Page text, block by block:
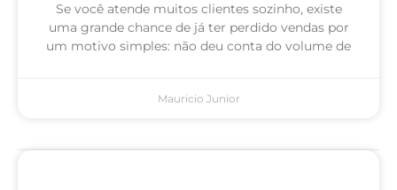
Se você atende muitos clientes sozinho, existe
uma grande chance de já ter perdido vendas por
um motivo simples: não deu conta do volume de
Mauricio Junior